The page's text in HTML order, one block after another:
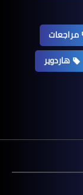
مراجعات
هاردوير